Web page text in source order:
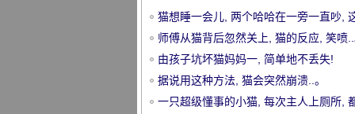
猫想睡一会儿, 两个哈哈在一旁一直吵,
个哈哈真不怕被杀.....。
师傅从猫背后忽然关上, 猫的反应, 笑喷
由孩子坑坏猫妈妈一, 简单地不丢失!
据说用这种方法, 猫会突然崩溃..。
一只超级懂事的小猫, 每次主人上厕所,